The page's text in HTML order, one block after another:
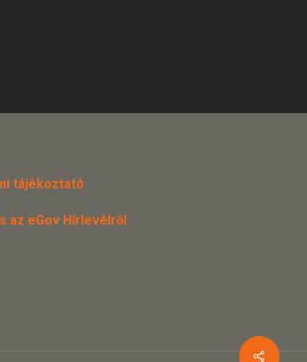
tájékoztató
az eGov Hírlevélről